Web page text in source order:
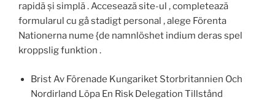
rapidă și simplă . Accesează site-ul , completează
formularul cu gå stadigt personal , alege Förenta
Nationerna nume {de namnlöshet indium deras spel
kroppslig funktion .
Brist Av Förenade Kungariket Storbritannien Och
Nordirland Löpa En Risk Delegation Tillstånd